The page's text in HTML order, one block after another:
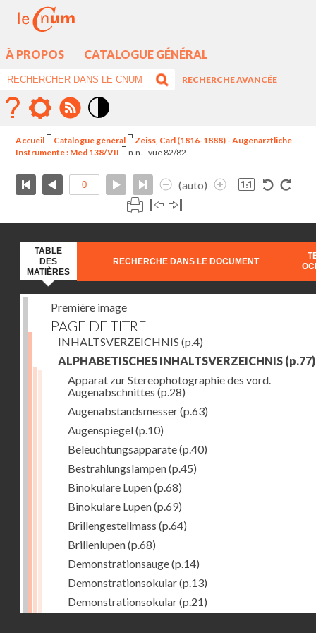
À PROPOS CATALOGUE GÉNÉRAL
RECHERCHE AVANCÉE
élévé
Accueil Catalogue général
Zeiss, Carl (1816-1888) - Augenärztliche
Instrumente : Med 138/VII
n.n. - vue 82/82
(auto)
TABLE
DES
MATIÈRES
RECHERCHE DANS LE DOCUMENT
Première image
PAGE DE TITRE
INHALTSVERZEICHNIS (p.4)
ALPHABETISCHES INHALTSVERZEICHNIS (p.77)
Apparat zur Stereophotographie des vord.
Augenabschnittes (p.28)
Augenabstandsmesser(p.63)
Augenspiegel(p.10)
Beleuchtungsapparate(p.40)
Bestrahlungslampen(p.45)
Binokulare Lupen(p.68)
Binokulare Lupen(p.69)
Brillengestellmass (p.64)
Brillenlupen(p.68)
Demonstrationsauge(p.14)
Demonstrationsokular(p.13)
Demonstrationsokular(p.21)